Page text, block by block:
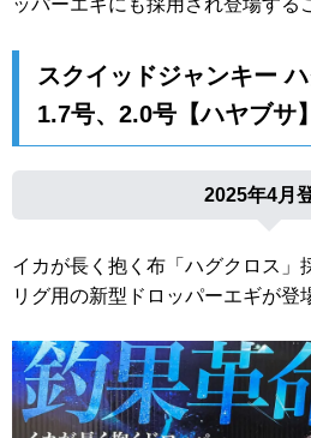
ッパーエギにも採用され登場する
スクイッドジャンキー
1.7号、2.0号【ハヤブサ】
2025年4月
イカが長く抱く布「ハグクロス」
リグ用の新型ドロッパーエギが登